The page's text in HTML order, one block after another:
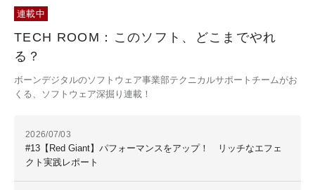
連載中
TECH ROOM：このソフト、どこまでやれ
る？
ボーンデジタルのソフトウェア事業部テクニカルサポートチームがお
くる、ソフトウェア深掘り連載！
2026/07/03
#13【Red Giant】パフォーマンスをアップ！ リッチなエフェ
クト実践レポート